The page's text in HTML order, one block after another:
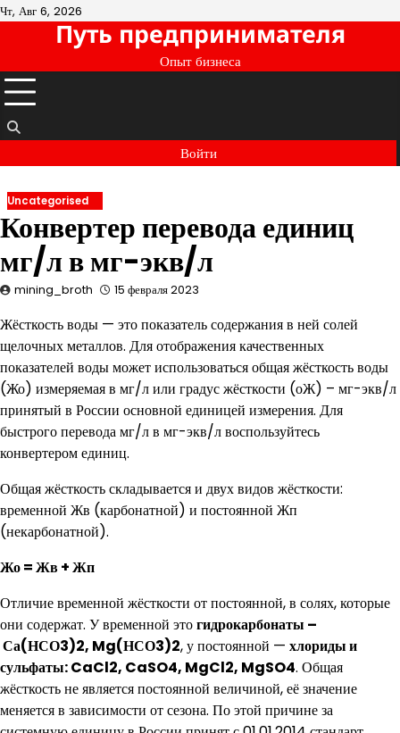
Перейти
содержимому
Чт, Авг 6, 2026
Путь предпринимателя
Опыт бизнеса
Войти
Uncategorised
Конвертер перевода единиц
мг/л в мг-экв/л
mining_broth 15 февраля 2023
Жёсткость воды — это показатель содержания в ней солей
щелочных металлов. Для отображения качественных
показателей воды может использоваться общая жёсткость воды
(Жо) измеряемая в мг/л или градус жёсткости (оЖ) – мг-экв/л
принятый в России основной единицей измерения. Для
быстрого перевода мг/л в мг-экв/л воспользуйтесь
конвертером единиц.
Общая жёсткость складывается и двух видов жёсткости:
временной Жв (карбонатной) и постоянной Жп
(некарбонатной).
Жо = Жв + Жп
Отличие временной жёсткости от постоянной, в солях, которые
они содержат. У временной этогидрокарбонаты –
Са(НСО3)2, Mg(НСО3)2, у постоянной — хлориды и
сульфаты: CaCl2, CaSO4, MgCl2, MgSO4. Общая
жёсткость не является постоянной величиной, её значение
меняется в зависимости от сезона. По этой причине за